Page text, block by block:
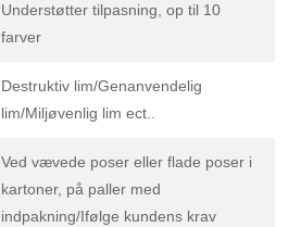
Understøtter tilpasning, op til 10
farver
Destruktiv lim/Genanvendelig
lim/Miljøvenlig lim ect..
Ved vævede poser eller flade poser i
kartoner, på paller med
indpakning/Ifølge kundens krav